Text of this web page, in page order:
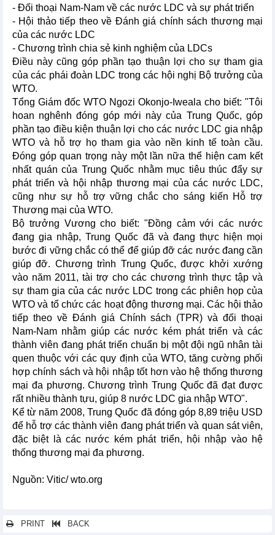
- Đối thoại Nam-Nam về các nước LDC và sự phát triển
- Hội thảo tiếp theo về Đánh giá chính sách thương mại
của các nước LDC
- Chương trình chia sẻ kinh nghiệm của LDCs
Điều này cũng góp phần tạo thuận lợi cho sự tham gia
của các phái đoàn LDC trong các hội nghị Bộ trưởng của
WTO.
Tổng Giám đốc WTO Ngozi Okonjo-Iweala cho biết: "Tôi
hoan nghênh đóng góp mới này của Trung Quốc, góp
phần tạo điều kiện thuận lợi cho các nước LDC gia nhập
WTO và hỗ trợ họ tham gia vào nền kinh tế toàn cầu.
Đóng góp quan trọng này một lần nữa thể hiện cam kết
nhất quán của Trung Quốc nhằm mục tiêu thúc đẩy sự
phát triển và hội nhập thương mại của các nước LDC,
cũng như sự hỗ trợ vững chắc cho sáng kiến Hỗ trợ
Thương mại của WTO.
Bộ trưởng Vương cho biết: "Đồng cảm với các nước
đang gia nhập, Trung Quốc đã và đang thực hiện mọi
bước đi vững chắc có thể để giúp đỡ các nước đang cần
giúp đỡ. Chương trình Trung Quốc, được khởi xướng
vào năm 2011, tài trợ cho các chương trình thực tập và
sự tham gia của các nước LDC trong các phiên họp của
WTO và tổ chức các hoạt động thương mại. Các hội thảo
tiếp theo về Đánh giá Chính sách (TPR) và đối thoại
Nam-Nam nhằm giúp các nước kém phát triển và các
thành viên đang phát triển chuẩn bị một đội ngũ nhân tài
quen thuộc với các quy định của WTO, tăng cường phối
hợp chính sách và hội nhập tốt hơn vào hệ thống thương
mại đa phương. Chương trình Trung Quốc đã đạt được
rất nhiều thành tựu, giúp 8 nước LDC gia nhập WTO".
Kể từ năm 2008, Trung Quốc đã đóng góp 8,89 triệu USD
để hỗ trợ các thành viên đang phát triển và quan sát viên,
đặc biệt là các nước kém phát triển, hội nhập vào hệ
thống thương mại đa phương.
Nguồn: Vitic/ wto.org
PRINT BACK